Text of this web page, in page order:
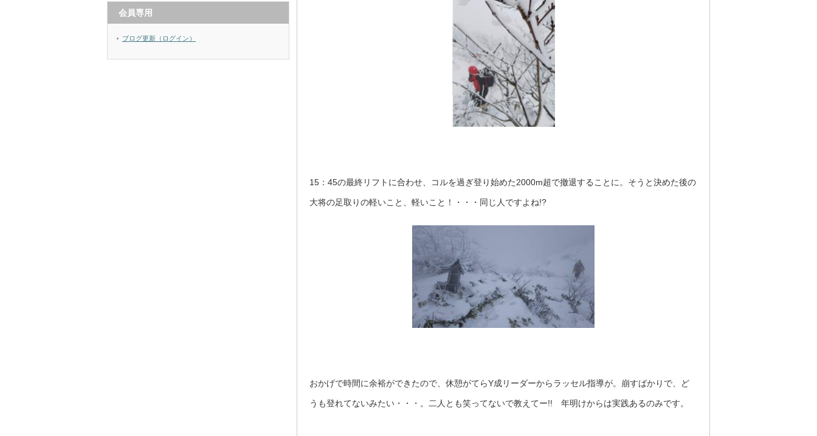
15：45の最終リフトに合わせ、コルを過ぎ登り始めた2000m超で撤退することに。そうと決めた後の
大将の足取りの軽いこと、軽いこと！・・・同じ人ですよね!?
おかげで時間に余裕ができたので、休憩がてらY成リーダーからラッセル指導が。崩すばかりで、ど
うも登れてないみたい・・・。二人とも笑ってないで教えてー!! 年明けからは実践あるのみです。
会員専用
ブログ更新（ログイン）